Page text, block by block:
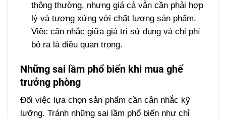
thông thường, nhưng giá cả vẫn cần phải hợp
lý và tương xứng với chất lượng sản phẩm.
Việc cân nhắc giữa giá trị sử dụng và chi phí
bỏ ra là điều quan trọng.
Những sai lầm phổ biến khi mua ghế
trưởng phòng
Đối việc lựa chọn sản phẩm cần cân nhắc kỹ
lưỡng. Tránh những sai lầm phổ biến như chỉ